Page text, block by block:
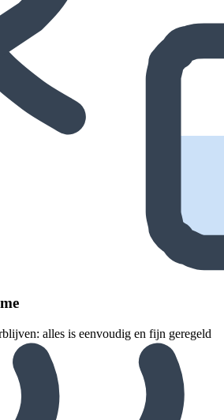
alles is eenvoudig en fijn geregeld